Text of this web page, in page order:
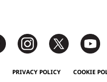
PRIVACY POLICY COOKIE